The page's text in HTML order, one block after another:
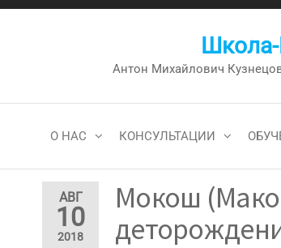
Перейти
Школа-
Антон Михайлович
О НАС КОНСУЛЬТАЦИИ
АВГ
10
2018
Мокош